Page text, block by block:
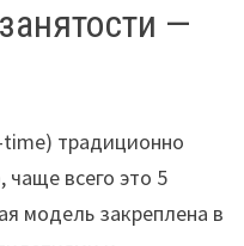
—
традиционно
, чаще всего это 5
модель закреплена в